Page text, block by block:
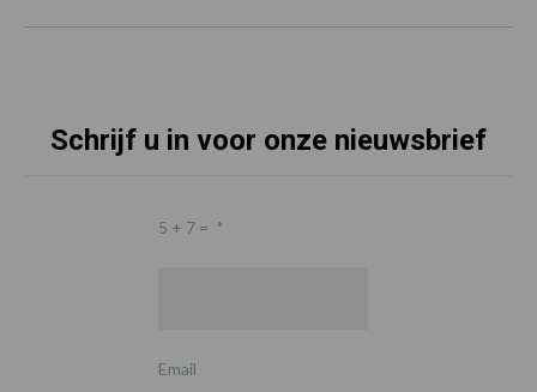
Schrijf u in voor onze nieuwsbrief
5 + 7 = *
Email